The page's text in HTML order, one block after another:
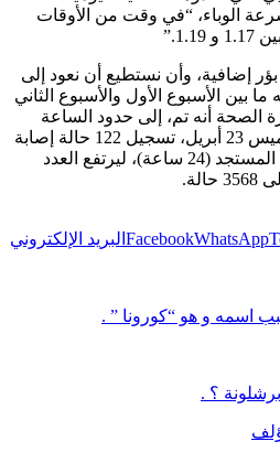
الوباء، “في وقت من الأوقات
إضافية، وأن نستطيع أن نعود إلى
ما بين الأسبوع الأول والأسبوع الثاني
الصحة أنه تم، إلى حدود الساعة
السادسة من مساء اليوم الخميس 23 أبريل، تسجيل 122 حالة إصابة
مؤكدة جديدة بفيروس كورونا المستجد (24 ساعة)، ليرتفع العدد
FacebookWhatsApp البريد الإلكتروني
اسمه و هو “كورونا ” .
؟ .